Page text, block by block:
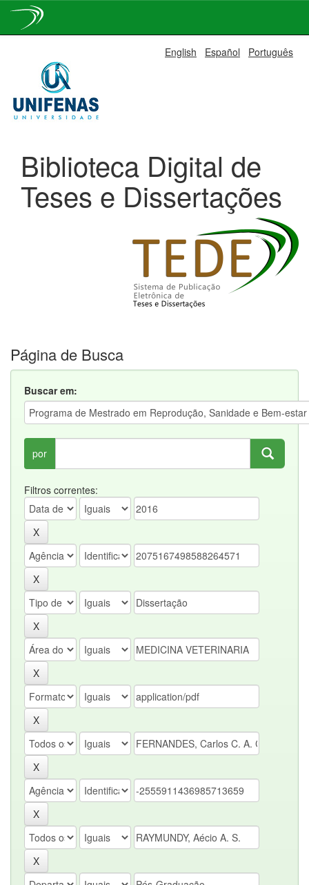
navigation
English Español Português
Biblioteca Digital de
Teses e Dissertações
Página de Busca
Buscar em:
por
Filtros correntes: